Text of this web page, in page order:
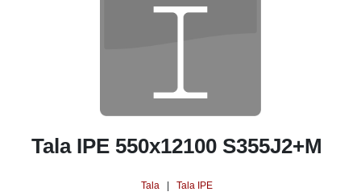
Tala IPE 550x12100 S355J2+M
Tala| Tala IPE